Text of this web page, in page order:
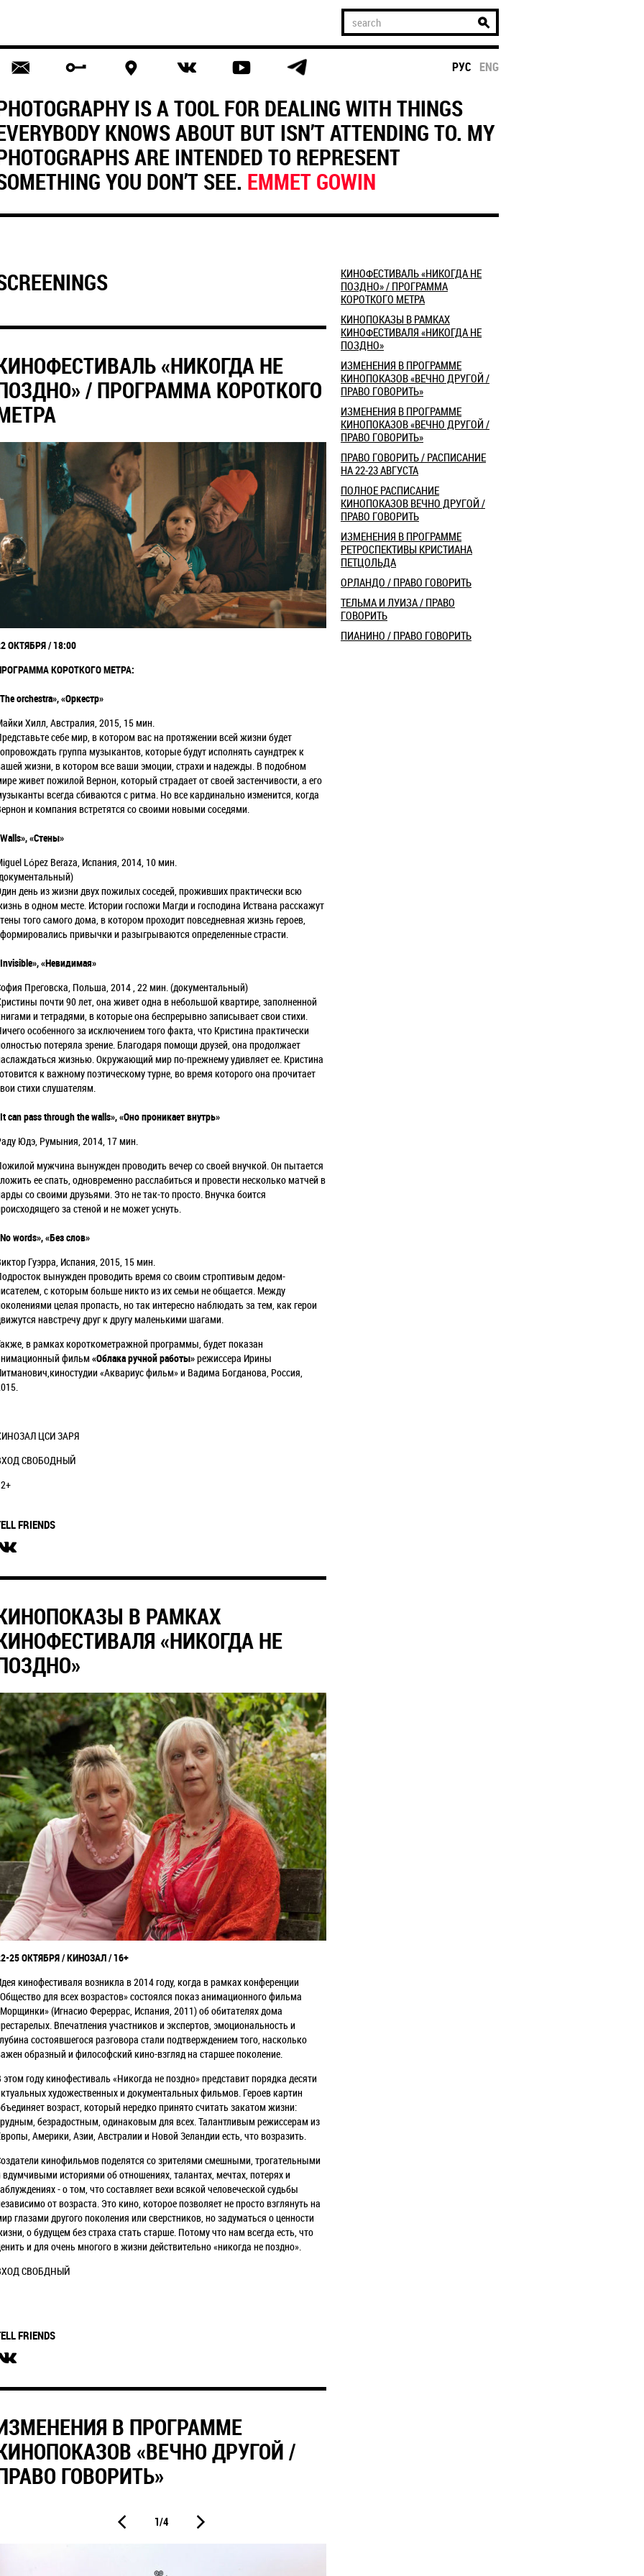
РУС ENG
IS A TOOL FOR DEALING WITH THINGS
KNOWS ABOUT BUT ISN’T ATTENDING TO. MY
ARE INTENDED TO REPRESENT
YOU DON’T SEE. EMMET GOWIN
«НИКОГДА НЕ
/ ПРОГРАММА КОРОТКОГО
ОКТЯБРЯ / 18:00
КОРОТКОГО МЕТРА:
orchestra», «Оркестр»
Хилл, Австралия, 2015, 15 мин.
себе мир, в котором вас на протяжении всей жизни будет
группа музыкантов, которые будут исполнять саундтрек к
жизни, в котором все ваши эмоции, страхи и надежды. В подобном
живет пожилой Вернон, который страдает от своей застенчивости, а его
всегда сбиваются с ритма. Но все кардинально изменится, когда
и компания встретятся со своими новыми соседями.
«Стены»
López Beraza, Испания, 2014, 10 мин.
день из жизни двух пожилых соседей, проживших практически всю
в одном месте. Истории госпожи Магди и господина Иствана расскажут
того самого дома, в котором проходит повседневная жизнь героев,
привычки и разыгрываются определенные страсти.
«Невидимая»
Преговска, Польша, 2014 , 22 мин. (документальный)
почти 90 лет, она живет одна в небольшой квартире, заполненной
и тетрадями, в которые она беспрерывно записывает свои стихи.
особенного за исключением того факта, что Кристина практически
потеряла зрение. Благодаря помощи друзей, она продолжает
жизнью. Окружающий мир по-прежнему удивляет ее. Кристина
к важному поэтическому турне, во время которого она прочитает
стихи слушателям.
can pass through the walls»,«Оно проникает внутрь»
Юдэ, Румыния, 2014, 17 мин.
мужчина вынужден проводить вечер со своей внучкой. Он пытается
ее спать, одновременно расслабиться и провести несколько матчей в
со своими друзьями. Это не так-то просто. Внучка боится
за стеной и не может уснуть.
words», «Без слов»
Гуэрра, Испания, 2015, 15 мин.
вынужден проводить время со своим строптивым дедом-
с которым больше никто из их семьи не общается. Между
целая пропасть, но так интересно наблюдать за тем, как герои
навстречу друг к другу маленькими шагами.
в рамках короткометражной программы, будет показан
фильм«Облака ручной работы»режиссера Ирины
«Аквариус фильм»и Вадима Богданова, Россия,
ЦСИ ЗАРЯ
СВОБОДНЫЙ
FRIENDS
В РАМКАХ
«НИКОГДА НЕ
25 ОКТЯБРЯ / КИНОЗАЛ / 16+
кинофестиваля возникла в 2014 году, когда в рамках конференции
для всех возрастов» состоялся показ анимационного фильма
(Игнасио Фереррас, Испания, 2011) об обитателях дома
Впечатления участников и экспертов, эмоциональность и
состоявшегося разговора стали подтверждением того, насколько
образный и философский кино-взгляд на старшее поколение.
этом году кинофестиваль «Никогда не поздно» представит порядка десяти
художественных и документальных фильмов. Героев картин
возраст, который нередко принято считать закатом жизни:
безрадостным, одинаковым для всех. Талантливым режиссерам из
Америки, Азии, Австралии и Новой Зеландии есть, что возразить.
кинофильмов поделятся со зрителями смешными, трогательными
вдумчивыми историями об отношениях, талантах, мечтах, потерях и
- о том, что составляет вехи всякой человеческой судьбы
от возраста. Это кино, которое позволяет не просто взглянуть на
глазами другого поколения или сверстников, но задуматься о ценности
о будущем без страха стать старше. Потому что нам всегда есть, что
и для очень многого в жизни действительно «никогда не поздно».
СВОБДНЫЙ
FRIENDS
В ПРОГРАММЕ
«ВЕЧНО ДРУГОЙ /
ГОВОРИТЬ»
1/4
КИНОФЕСТИВАЛЬ «НИКОГДА НЕ
ПОЗДНО» / ПРОГРАММА
КОРОТКОГО МЕТРА
КИНОПОКАЗЫ В РАМКАХ
КИНОФЕСТИВАЛЯ «НИКОГДА НЕ
ПОЗДНО»
ИЗМЕНЕНИЯ В ПРОГРАММЕ
КИНОПОКАЗОВ «ВЕЧНО ДРУГОЙ /
ПРАВО ГОВОРИТЬ»
ИЗМЕНЕНИЯ В ПРОГРАММЕ
КИНОПОКАЗОВ «ВЕЧНО ДРУГОЙ /
ПРАВО ГОВОРИТЬ»
ПРАВО ГОВОРИТЬ / РАСПИСАНИЕ
НА 22-23 АВГУСТА
ПОЛНОЕ РАСПИСАНИЕ
КИНОПОКАЗОВ ВЕЧНО ДРУГОЙ /
ПРАВО ГОВОРИТЬ
ИЗМЕНЕНИЯ В ПРОГРАММЕ
РЕТРОСПЕКТИВЫ КРИСТИАНА
ПЕТЦОЛЬДА
ОРЛАНДО / ПРАВО ГОВОРИТЬ
ТЕЛЬМА И ЛУИЗА / ПРАВО
ГОВОРИТЬ
ПИАНИНО / ПРАВО ГОВОРИТЬ